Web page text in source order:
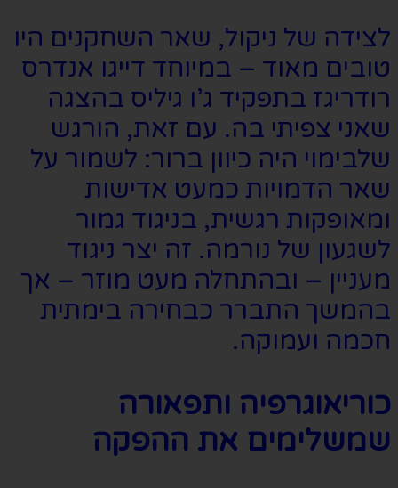
לצידה של ניקול, שאר השחקנים היו
טובים מאוד – במיוחד דייגו אנדרס
רודריגז בתפקיד ג’ו גיליס בהצגה
שאני צפיתי בה. עם זאת, הורגש
שלבימוי היה כיוון ברור: לשמור על
שאר הדמויות כמעט אדישות
ומאופקות רגשית, בניגוד גמור
לשגעון של נורמה. זה יצר ניגוד
מעניין – ובהתחלה מעט מוזר – אך
בהמשך התברר כבחירה בימתית
חכמה ועמוקה.
כוריאוגרפיה ותפאורה
שמשלימים את ההפקה